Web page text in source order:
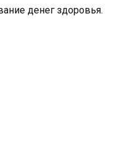
денег здоровья.